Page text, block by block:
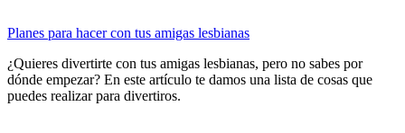
Planes para hacer con tus amigas lesbianas
¿Quieres divertirte con tus amigas lesbianas, pero no sabes por
dónde empezar? En este artículo te damos una lista de cosas que
puedes realizar para divertiros.